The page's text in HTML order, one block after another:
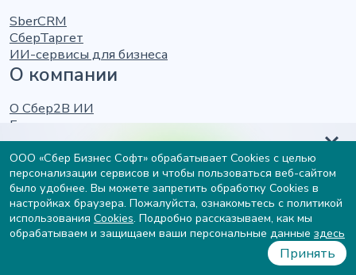
SberCRM
СберТаргет
ИИ-сервисы для бизнеса
О компании
О Сбер2В ИИ
Блог и медиацентр
Карьера
Контакты
Дополнительно
Юридическая информация
Противодействие коррупции
Политика обработки персональных данных
Узнайте вашу готовность к
внедрению ИИ и получите
рекомендации от экспертов
Пройти тест
ООО «Сбер Бизнес Софт» обрабатывает Cookies с целью
персонализации сервисов и чтобы пользоваться веб-сайтом
было удобнее. Вы можете запретить обработку Cookies в
настройках браузера. Пожалуйста, ознакомьтесь с политикой
использования Cookies. Подробно рассказываем, как мы
обрабатываем и защищаем ваши персональные данные здесь
Принять